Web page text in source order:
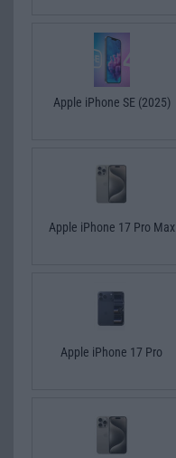
Apple iPhone SE (2025)
Apple iPhone 17 Pro Max
Apple iPhone 17 Pro